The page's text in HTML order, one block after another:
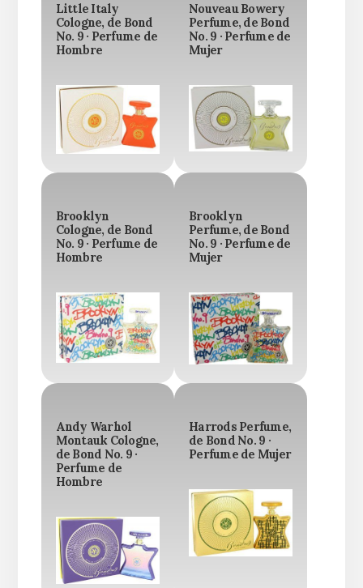
Little Italy
Cologne, de Bond
No. 9 · Perfume de
Hombre
Nouveau Bowery
Perfume, de Bond
No. 9 · Perfume de
Mujer
Brooklyn
Cologne, de Bond
No. 9 · Perfume de
Hombre
Brooklyn
Perfume, de Bond
No. 9 · Perfume de
Mujer
Andy Warhol
Montauk Cologne,
de Bond No. 9 ·
Perfume de
Hombre
Harrods Perfume,
de Bond No. 9 ·
Perfume de Mujer